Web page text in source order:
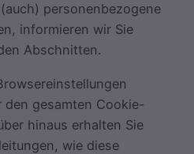
personenbezogene
informieren wir Sie
Abschnitten.
den gesamten Cookie-
hinaus erhalten Sie
wie diese